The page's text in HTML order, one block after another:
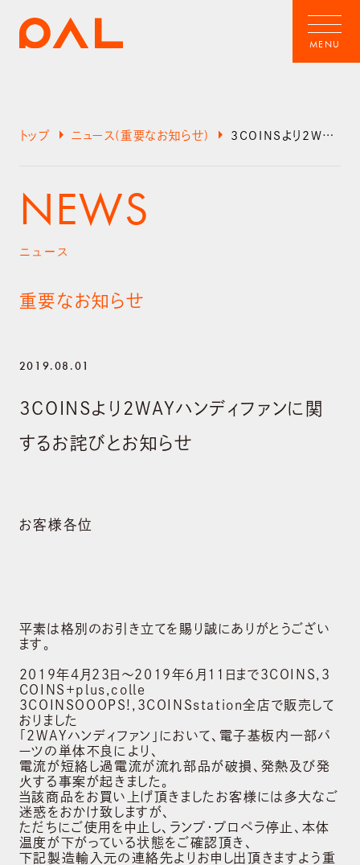
トップ arrow_right ニュース(重要なお知らせ) arrow_right 3COINSより2WAYハンディファンに関するお詫びとお知らせ
NEWS
ニュース
重要なお知らせ
2019.08.01
3COINSより2WAYハンディファンに関
するお詫びとお知らせ
お客様各位
平素は格別のお引き立てを賜り誠にありがとうござい
ます。
2019年4月23日～2019年6月11日まで３COINS,３
COINS+plus,colle
3COINSOOOPS!,3COINSstation全店で販売して
おりました
「2WAYハンディファン」において、電子基板内一部パ
ーツの単体不良により、
電流が短絡し過電流が流れ部品が破損、発熱及び発
火する事案が起きました。
当該商品をお買い上げ頂きましたお客様には多大なご
迷惑をおかけ致しますが、
ただちにご使用を中止し、ランプ・プロペラ停止、本体
温度が下がっている状態をご確認頂き、
下記製造輸入元の連絡先よりお申し出頂きますよう重